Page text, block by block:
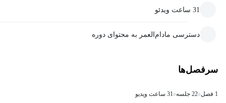
31 ساعت ویدئو
دسترسی مادام‌العمر به محتوای دوره
سرفصل‌ها
1 فصل 22 جلسه 31 ساعت ویدیو